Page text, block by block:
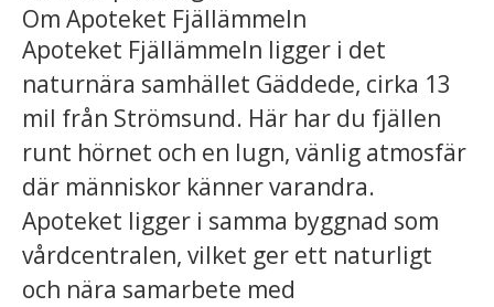
Om Apoteket Fjällämmeln
Apoteket Fjällämmeln ligger i det
naturnära samhället Gäddede, cirka 13
mil från Strömsund. Här har du fjällen
runt hörnet och en lugn, vänlig atmosfär
där människor känner varandra.
Apoteket ligger i samma byggnad som
vårdcentralen, vilket ger ett naturligt
och nära samarbete med